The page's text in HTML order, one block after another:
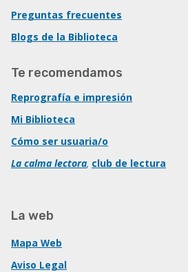
Preguntas frecuentes
Blogs de la Biblioteca
Te recomendamos
Reprografía e impresión
Mi Biblioteca
Cómo ser usuaria/o
La calma lectora, club de lectura
La web
Mapa Web
Aviso Legal